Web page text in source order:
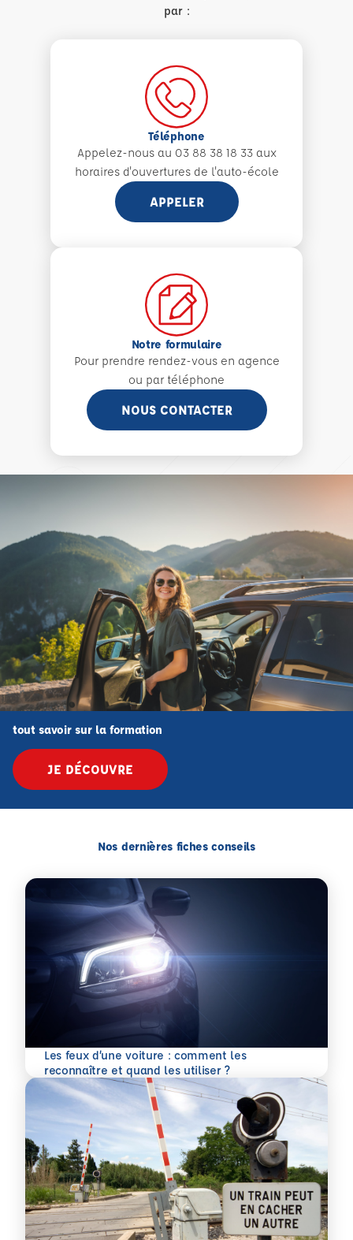
par :
Téléphone
Appelez-nous au 03 88 38 18 33 aux
horaires d'ouvertures de l'auto-école
APPELER
Notre formulaire
Pour prendre rendez-vous en agence
ou par téléphone
NOUS CONTACTER
tout savoir sur la formation
JE DÉCOUVRE
Nos dernières fiches conseils
Les feux d’une voiture : comment les
reconnaître et quand les utiliser ?
En savoir plus